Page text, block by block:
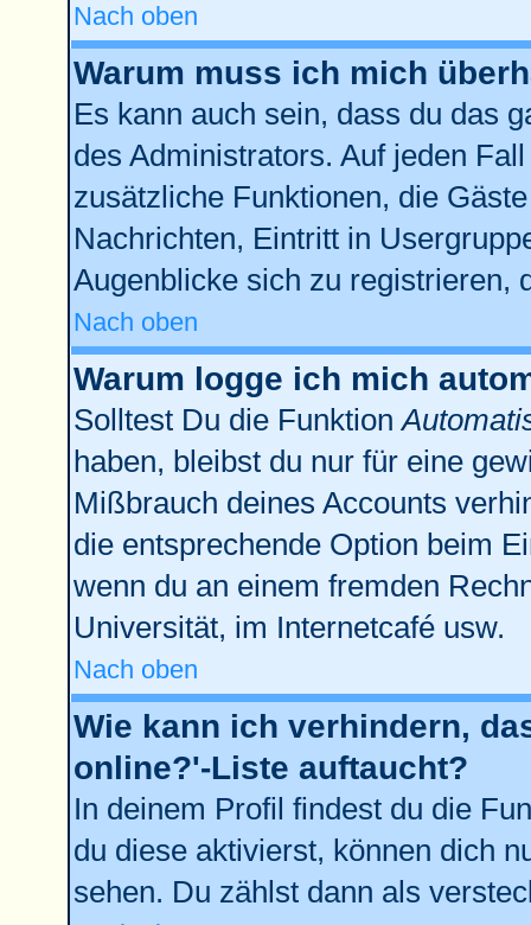
Nach oben
Warum muss ich mich
Es kann auch sein, dass du das
des Administrators. Auf jeden
zusätzliche Funktionen, die
Nachrichten, Eintritt in
Augenblicke sich zu registrieren,
Nach oben
Warum logge ich mich
Solltest Du die Funktion
haben, bleibst du nur für eine
Mißbrauch deines Accounts
die entsprechende Option beim
wenn du an einem fremden
Universität, im Internetcafé usw.
Nach oben
Wie kann ich verhindern,
online?'-Liste auftaucht?
In deinem Profil findest du die
du diese aktivierst, können dich
sehen. Du zählst dann als